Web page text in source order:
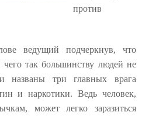
против
ведущий подчеркнув, что
чего так большинству людей не
названы три главных врага
и наркотики. Ведь человек,
может легко заразиться